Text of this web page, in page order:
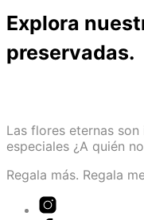
Explora
preservadas.
Las flores eternas
especiales ¿A quién
Regala más. Regala